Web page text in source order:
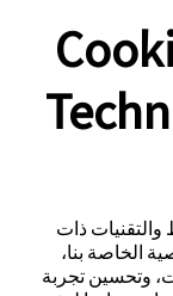
والتقنيات ذات
الخاصة بنا،
وتحسين تجربة